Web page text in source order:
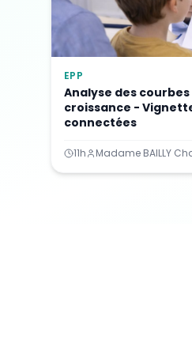
EPP
Analyse des courbes
croissance -
connectées
11h